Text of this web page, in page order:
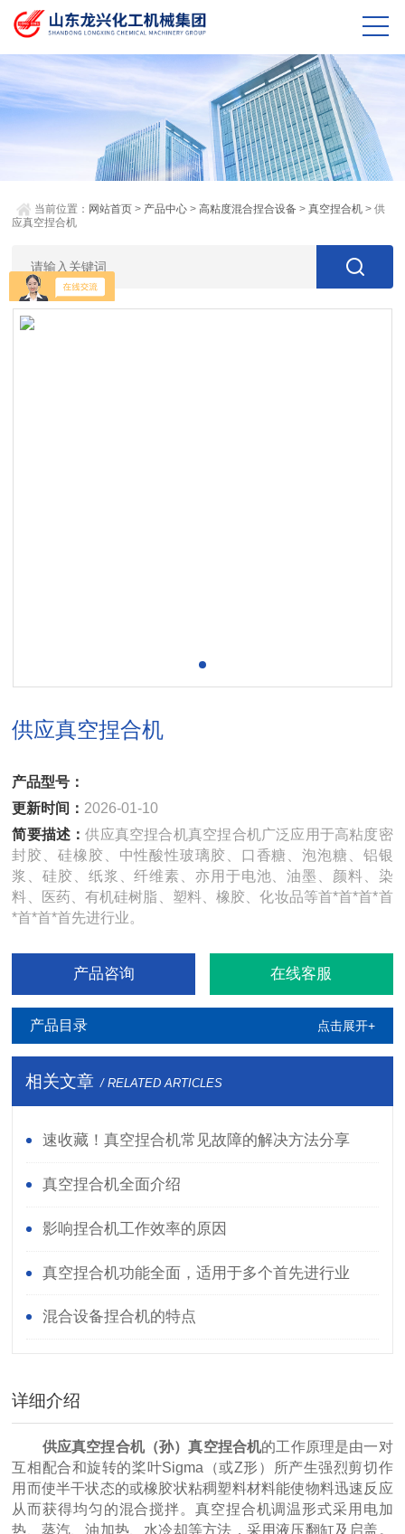
当前位置： 网站首页 > 产品中心 >高粘度混合捏合设备 >真空捏合机 > 供
应真空捏合机
供应真空捏合机
产品型号：
更新时间： 2026-01-10
简要描述：供应真空捏合机真空捏合机广泛应用于高粘度密
封胶、硅橡胶、中性酸性玻璃胶、口香糖、泡泡糖、铝银
浆、硅胶、纸浆、纤维素、亦用于电池、油墨、颜料、染
料、医药、有机硅树脂、塑料、橡胶、化妆品等首*首*首*首
*首*首*首先进行业。
产品咨询 在线客服
产品目录 点击展开+
相关文章 / RELATED ARTICLES
速收藏！真空捏合机常见故障的解决方法分享
真空捏合机全面介绍
影响捏合机工作效率的原因
真空捏合机功能全面，适用于多个首先进行业
混合设备捏合机的特点
详细介绍
供应真空捏合机（孙）真空捏合机的工作原理是由一对
互相配合和旋转的桨叶Sigma（或Z形）所产生强烈剪切作
用而使半干状态的或橡胶状粘稠塑料材料能使物料迅速反应
从而获得均匀的混合搅拌。真空捏合机调温形式采用电加
热、蒸汽、油加热、水冷却等方法，采用液压翻缸及启盖。